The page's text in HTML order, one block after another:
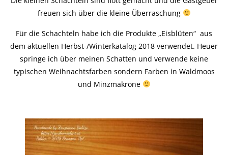
freuen sich über die kleine Überraschung
Für die Schachteln habe ich die Produkte „Eisblüten“ aus
dem aktuellen Herbst-/Winterkatalog 2018 verwendet. Heuer
springe ich über meinen Schatten und verwende keine
typischen Weihnachtsfarben sondern Farben in Waldmoos
und Minzmakrone